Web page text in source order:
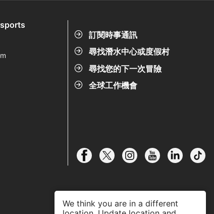
訂閱時事通訊
尋找潛水中心或度假村
尋找您的下一次冒險
全球工作機會
We think you are in a different